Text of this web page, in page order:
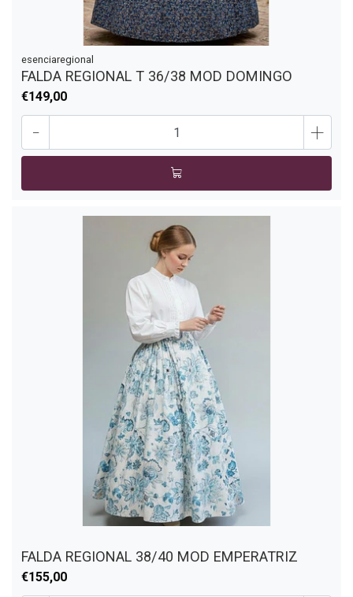
esenciaregional
FALDA REGIONAL T 36/38 MOD DOMINGO
€149,00
- +
FALDA REGIONAL 38/40 MOD EMPERATRIZ
€155,00